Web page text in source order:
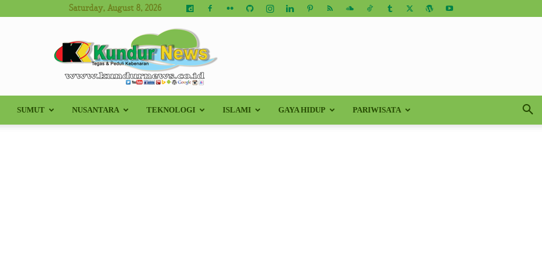
Saturday, August 8, 2026
Kundur
SUMUT NUSANTARA TEKNOLOGI ISLAMI GAYA HIDUP PARIWISATA